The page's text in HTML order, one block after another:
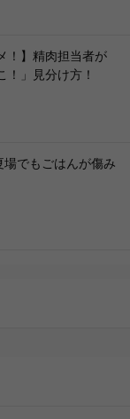
！】精肉担当者が
！」見分け方！
場でもごはんが傷み